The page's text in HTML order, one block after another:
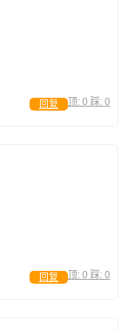
顶: 0 踩: 0
回复
顶: 0 踩: 0
回复